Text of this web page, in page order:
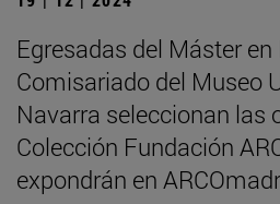
Egresadas del Máster
Comisariado del Museo
Navarra seleccionan las
Colección Fundación
expondrán en